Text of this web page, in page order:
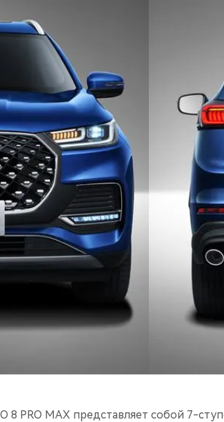
8 PRO MAX представляет собой 7-